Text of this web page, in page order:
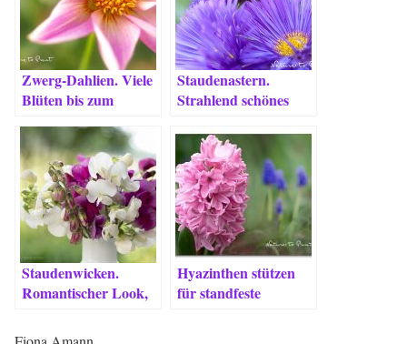
Zwerg-Dahlien. Viele
Blüten bis zum
Staudenastern.
Strahlend schönes
Blumengarten
Staudenwicken.
Romantischer Look,
Hyazinthen stützen
für standfeste